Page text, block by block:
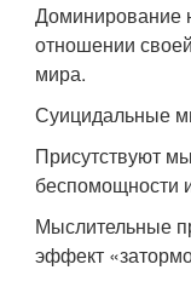
Доминирование
отношении
мира.
Суицидальные
Присутствуют
беспомощности
Мыслительные
эффект